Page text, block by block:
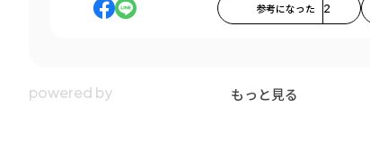
参考になった 2
もっと見る